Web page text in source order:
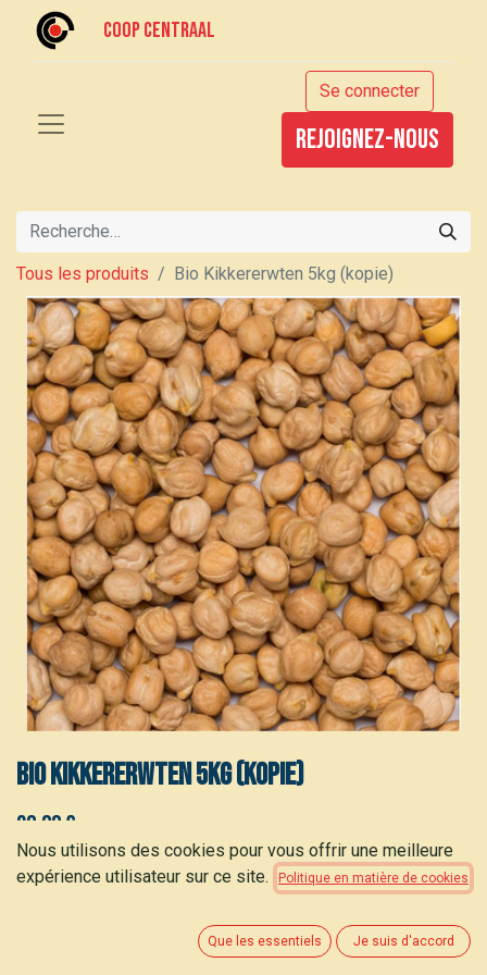
Coop centraal
Se connecter
rejoignez-nous
Tous les produits Bio Kikkererwten 5kg (kopie)
Bio Kikkererwten 5kg (kopie)
20,80€
AJOUTER AU PANIER
Nous utilisons des cookies pour vous offrir une meilleure
expérience utilisateur sur ce site.
Politique en matière de cookies
Que les essentiels Je suis d'accord